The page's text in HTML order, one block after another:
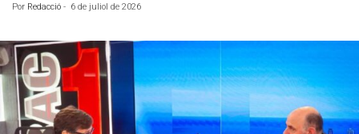
Por Redacció - 6 de juliol de 2026